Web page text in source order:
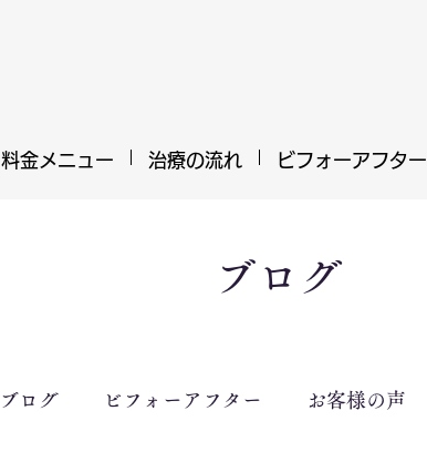
料金メニュー 治療の流れ ビフォーアフター
ブログ
ブログ ビフォーアフター お客様の声